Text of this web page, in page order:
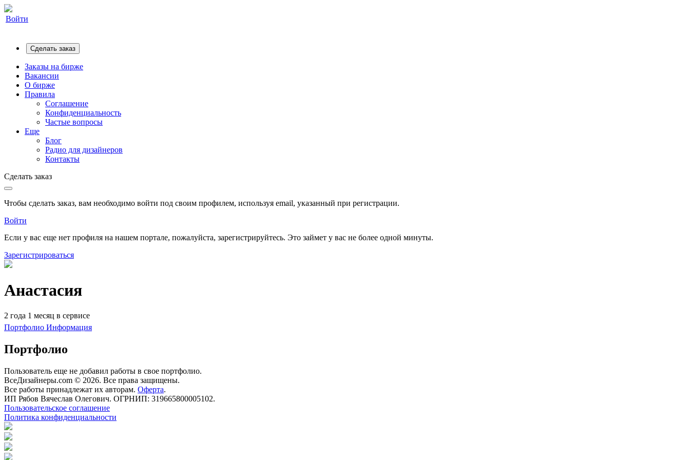
Войти
Сделать заказ
Заказы на бирже
Вакансии
О бирже
Правила
Соглашение
Конфиденциальность
Частые вопросы
Еще
Блог
Радио для дизайнеров
Контакты
Сделать заказ
Чтобы сделать заказ, вам необходимо войти под своим профилем, используя email, указанный при регистрации.
Войти
Если у вас еще нет профиля на нашем портале, пожалуйста, зарегистрируйтесь. Это займет у вас не более одной минуты.
Зарегистрироваться
Анастасия
2 года 1 месяц в сервисе
Портфолио Информация
Портфолио
Пользователь еще не добавил работы в свое портфолио.
ВсеДизайнеры.com © 2026. Все права защищены.
Все работы принадлежат их авторам. Оферта.
ИП Рябов Вячеслав Олегович. ОГРНИП: 319665800005102.
Пользовательское соглашение
Политика конфиденциальности